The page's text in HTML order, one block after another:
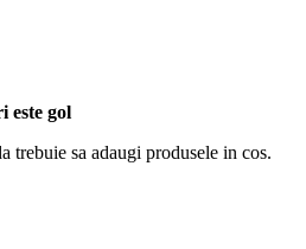
este gol
trebuie sa adaugi produsele in cos.